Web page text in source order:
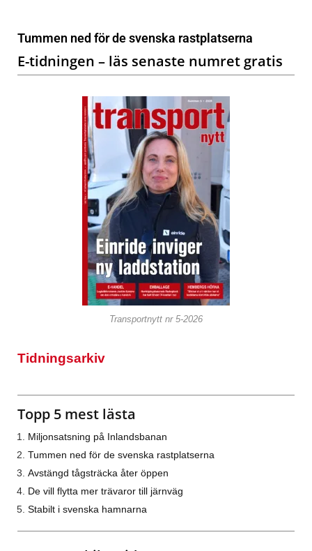
Tummen ned för de svenska rastplatserna
E-tidningen – läs senaste numret gratis
Transportnytt nr 5-2026
Tidningsarkiv
Topp 5 mest lästa
Miljonsatsning på Inlandsbanan
Tummen ned för de svenska rastplatserna
Avstängd tågsträcka åter öppen
De vill flytta mer trävaror till järnväg
Stabilt i svenska hamnarna